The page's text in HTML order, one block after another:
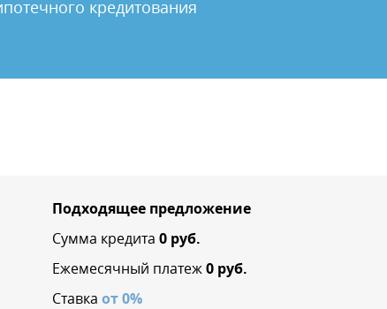
кредитования
Подходящее предложение
Сумма кредита 0 руб.
Ежемесячный платеж 0 руб.
Ставка от0%